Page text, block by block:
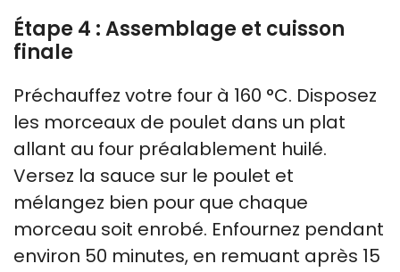
Étape 4 : Assemblage et cuisson
finale
Préchauffez votre four à 160 °C. Disposez
les morceaux de poulet dans un plat
allant au four préalablement huilé.
Versez la sauce sur le poulet et
mélangez bien pour que chaque
morceau soit enrobé. Enfournez pendant
environ 50 minutes, en remuant après 15